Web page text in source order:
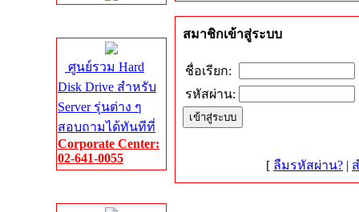
ศูนย์รวม Hard
Disk Drive สำหรับ
Server รุ่นต่าง ๆ
สอบถามได้ทันทีที่
Corporate Center:
02-641-0055
สมาชิกเข้าสู่ระบบ
ชื่อเรียก:
รหัสผ่าน:
[ ลืมรหัสผ่าน? |